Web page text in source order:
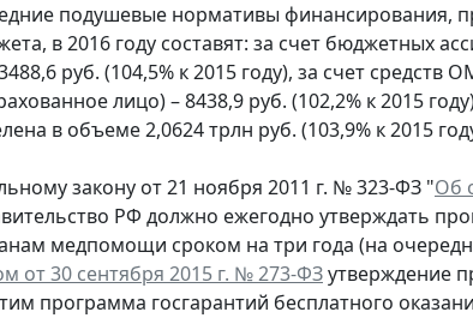
подушевые нормативы финансирования,
в 2016 году составят: за счет бюджетных
руб. (104,5% к 2015 году), за счет
лицо) – 8438,9 руб. (102,2% к 2015
в объеме 2,0624 трлн руб. (103,9% к 2015
закону от 21 ноября 2011 г. № 323-ФЗ "Об
РФ должно ежегодно утверждать
медпомощи сроком на три года (на
от 30 сентября 2015 г. № 273-ФЗутверждение
программа госгарантий бесплатного